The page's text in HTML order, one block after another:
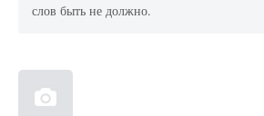
слов быть не должно.